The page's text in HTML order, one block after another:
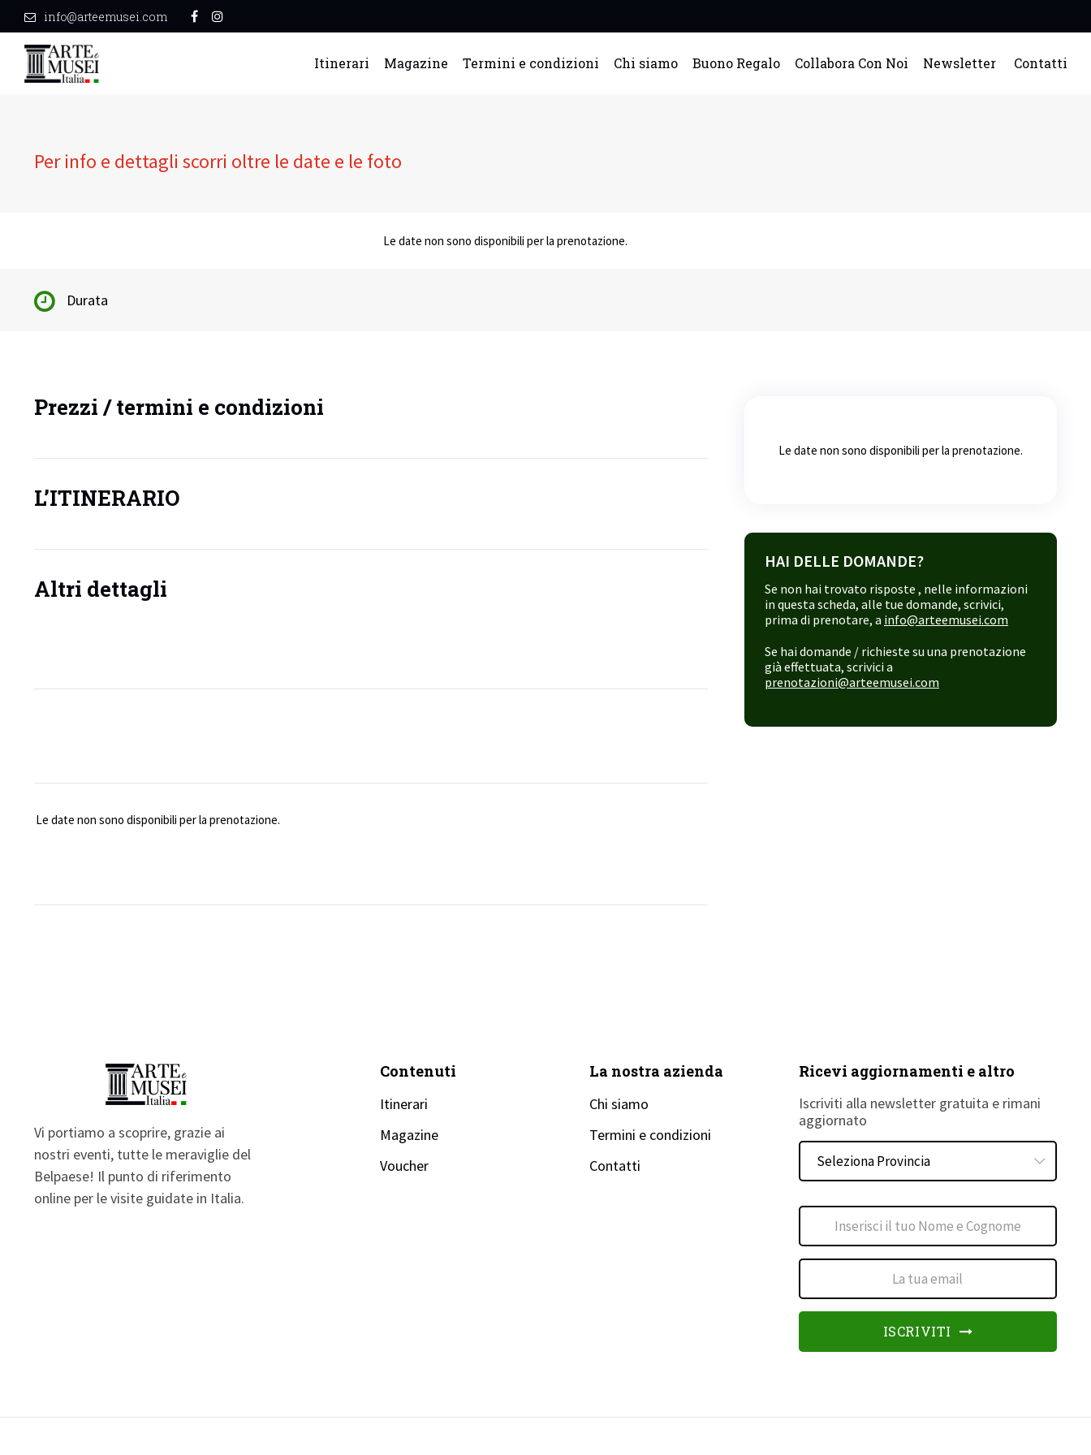
info@arteemusei.com
Itinerari Magazine Termini e condizioni Chi siamo Buono Regalo Collabora Con Noi Newsletter Contatti
Per info e dettagli scorri oltre le date e le foto
Le date non sono disponibili per la prenotazione.
Durata
Prezzi / termini e condizioni
L’ITINERARIO
Altri dettagli
Le date non sono disponibili per la prenotazione.
Le date non sono disponibili per la prenotazione.
HAI DELLE DOMANDE?
Se non hai trovato risposte , nelle informazioni
in questa scheda, alle tue domande, scrivici,
prima di prenotare, a info@arteemusei.com
Se hai domande / richieste su una prenotazione
già effettuata, scrivici a
prenotazioni@arteemusei.com
Vi portiamo a scoprire, grazie ai
nostri eventi, tutte le meraviglie del
Belpaese! Il punto di riferimento
online per le visite guidate in Italia.
Contenuti
Itinerari
Magazine
Voucher
La nostra azienda
Chi siamo
Termini e condizioni
Contatti
Ricevi aggiornamenti e altro
Iscriviti alla newsletter gratuita e rimani
aggiornato
ISCRIVITI
ISCRIVITI ALLA NOSTRA
La Newsletter più numerosa d'Italia dedicata al mondo